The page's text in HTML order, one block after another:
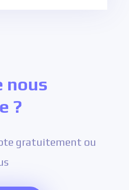
nous
?
gratuitement ou